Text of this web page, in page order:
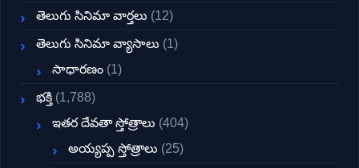
తెలుగు సినిమా వార్తలు (12)
తెలుగు సినిమా వ్యాసాలు (1)
సాధారణం (1)
భక్తి (1,788)
ఇతర దేవతా స్తోత్రాలు (404)
అయ్యప్ప స్తోత్రాలు (25)